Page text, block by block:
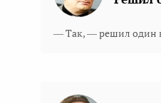
— Так, — решил один